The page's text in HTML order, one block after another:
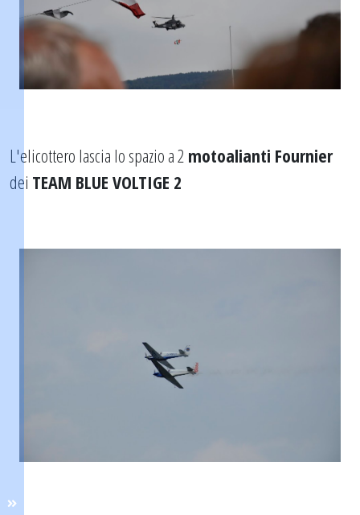
L'elicottero lascia lo spazio a 2 motoalianti Fournier
dei TEAM BLUE VOLTIGE 2